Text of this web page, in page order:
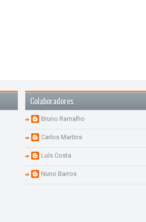
Colaboradores
Bruno Ramalho
Carlos Martins
Luís Costa
Nuno Barros